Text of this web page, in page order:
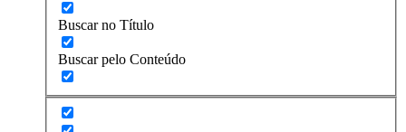
Buscar no Título
Buscar pelo Conteúdo